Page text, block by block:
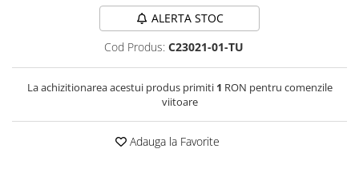
ALERTA STOC
Cod Produs: C23021-01-TU
La achizitionarea acestui produs primiti 1 RON pentru comenzile
viitoare
Adauga la Favorite